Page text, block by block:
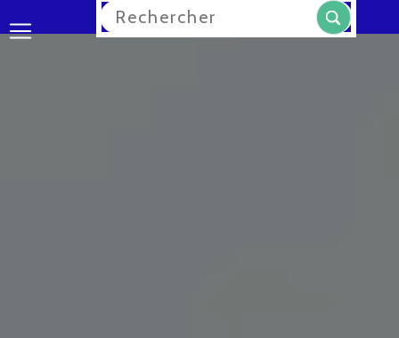
Rechercher